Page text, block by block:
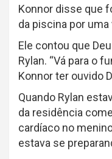
Konnor disse que
da piscina por uma
Ele contou que
Rylan. “Vá para o
Konnor ter ouvido
Quando Rylan
da residência
cardíaco no
estava se